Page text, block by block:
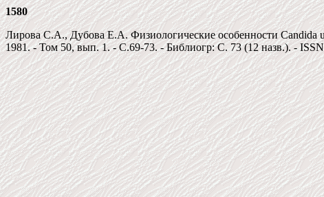
1580
Лирова С.А., Дубова Е.А. Физиологические особенности Candida
1981. - Том 50, вып. 1. - C.69-73. - Библиогр: С. 73 (12 назв.). -